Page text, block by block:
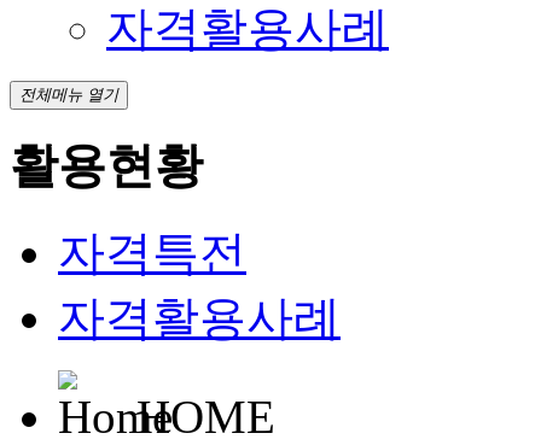
자격활용사례
전체메뉴 열기
활용현황
자격특전
자격활용사례
HOME